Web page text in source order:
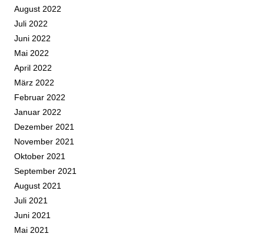
August 2022
Juli 2022
Juni 2022
Mai 2022
April 2022
März 2022
Februar 2022
Januar 2022
Dezember 2021
November 2021
Oktober 2021
September 2021
August 2021
Juli 2021
Juni 2021
Mai 2021